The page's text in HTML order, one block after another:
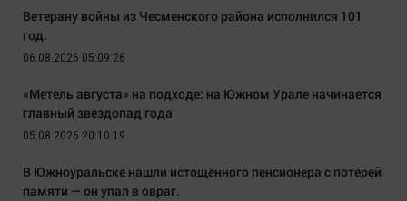
Ветерану войны из Чесменского района исполнился 101
год.
06.08.2026 05:09:26
«Метель августа» на подходе: на Южном Урале начинается
главный звездопад года
05.08.2026 20:10:19
В Южноуральске нашли истощённого пенсионера с потерей
памяти — он упал в овраг.